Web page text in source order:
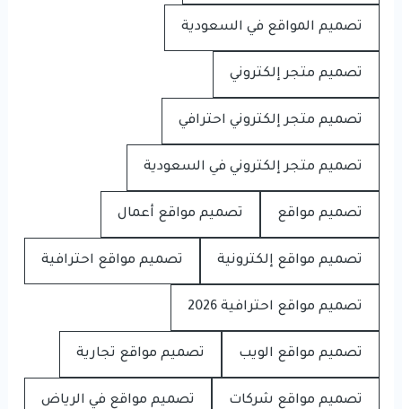
تصميم المواقع في السعودية
تصميم متجر إلكتروني
تصميم متجر إلكتروني احترافي
تصميم متجر إلكتروني في السعودية
تصميم مواقع تصميم مواقع أعمال
تصميم مواقع إلكترونية تصميم مواقع احترافية
تصميم مواقع احترافية 2026
تصميم مواقع الويب تصميم مواقع تجارية
تصميم مواقع شركات تصميم مواقع في الرياض